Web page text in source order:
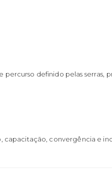
definido pelas serras,
capacitação, convergência e